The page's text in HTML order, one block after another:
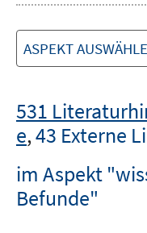
ASPEKT
531
e,43 Externe
im Aspekt
Befunde"